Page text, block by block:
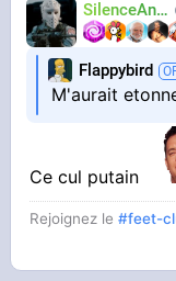
SilenceAnus
Flappybird
M'aurait
Ce cul putain
Rejoignez le#feet-